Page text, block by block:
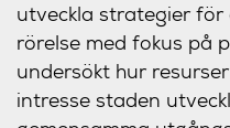
utveckla strategier
rörelse med fokus på
undersökt hur
intresse staden